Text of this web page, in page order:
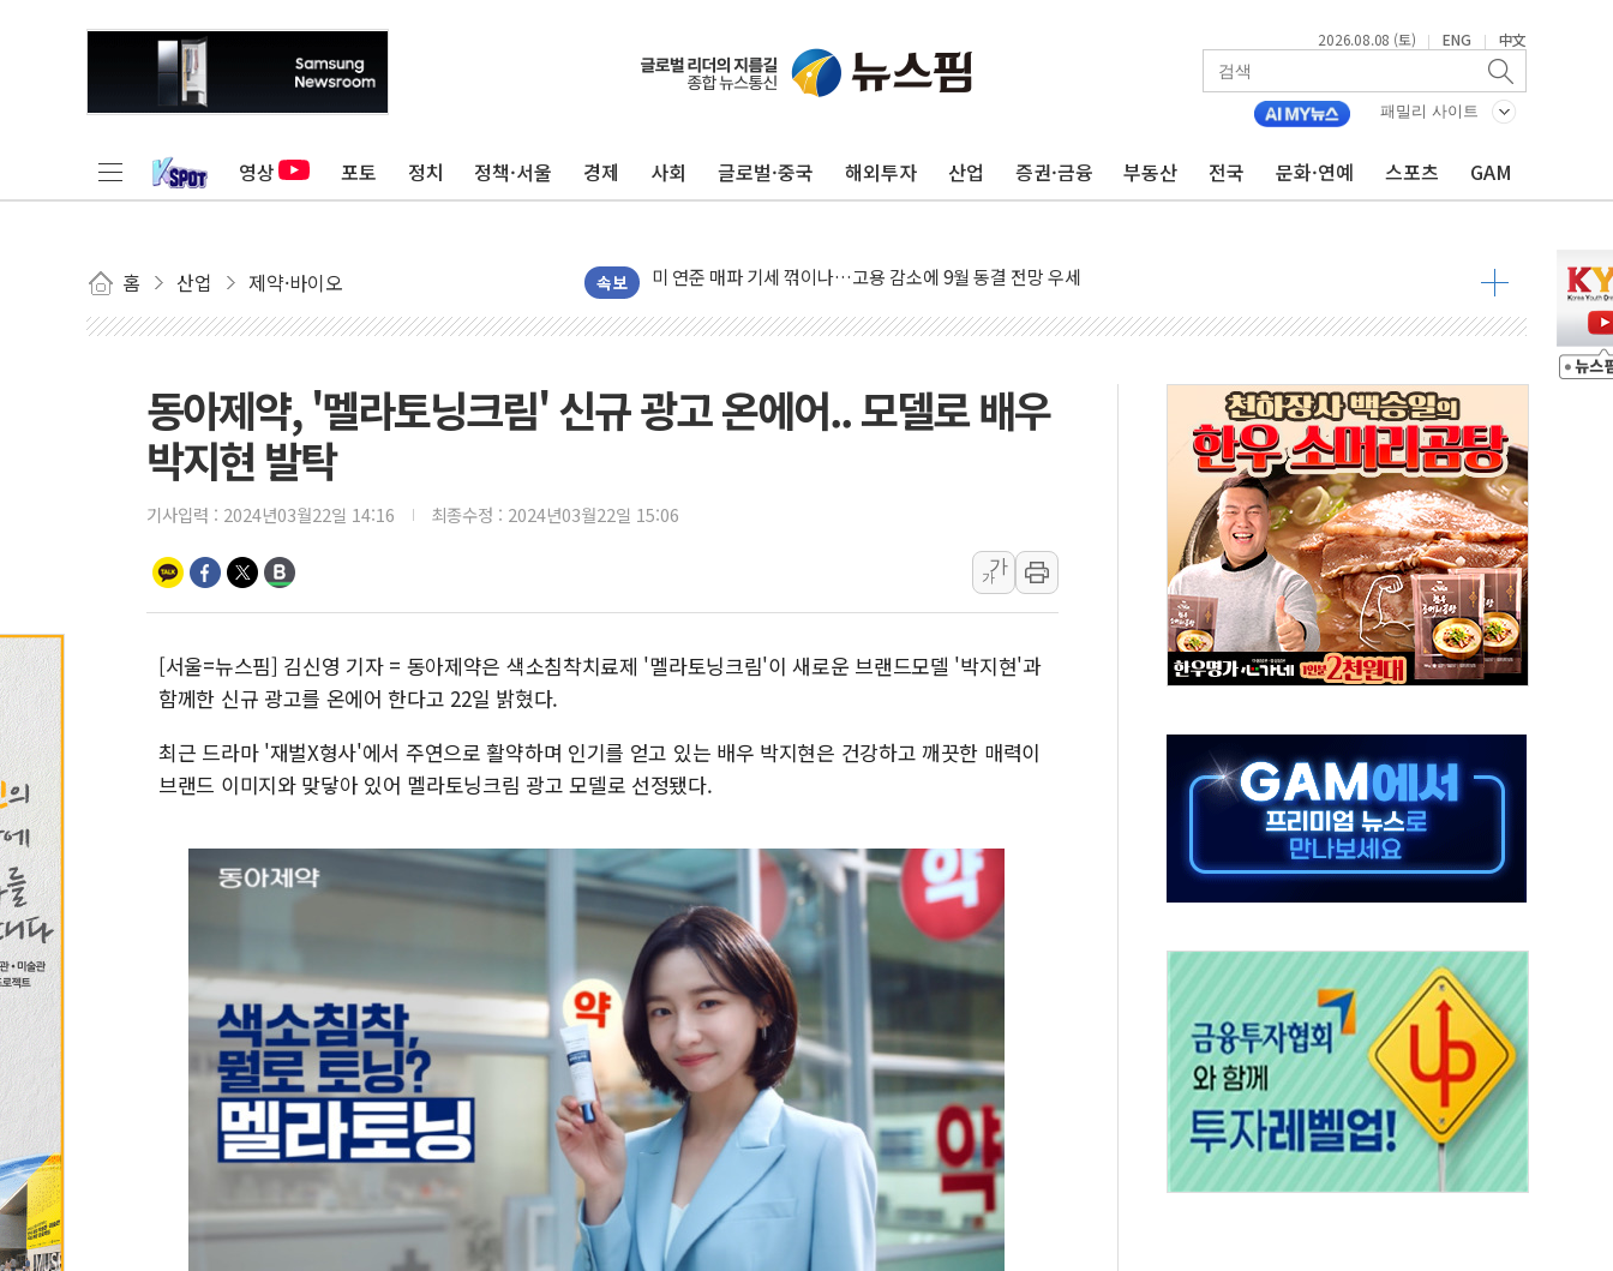
2026.08.08 (토) | ENG | 中文
패밀리 사이트
영상 포토 정치 정책·서울 경제 사회 글로벌·중국 해외투자 산업 증권·금융 부동산 전국 문화·연예 스포츠 GAM
홈 산업 제약·바이오 속보
민주, 오늘 제주·인천 경선 결과 발표...'김민석 재역전 vs 정청래 격차 확대'
한상협, 업계 개인정보 보안 새판 짠다…'자율규제단체' 타진
트럼프, 쿡 연준 이사 해임 재추진…"26일까지 의혹 소명" 요구
유럽증시, 美 고용 예상 밖 부진에 연준 금리 인상 가능성 낮아지며 상승… STOXX 600 지수는 나흘 연속 최고치
[종합] 이슬람 수니파 3국, '공동방위협정' 체결… 이스라엘·이란 위협에 맞설 자체 억지력 강화
트럼프, 백신·자폐증 행정명령 검토…"이르면 다음 주"
이란 핵심 원유 수출항 '하르그섬', 최근 1주일 이상 '올스톱'… 美 해상봉쇄 영향
美 고용 쇼크에 엔화 장중 급등…시장은 "또 개입했나" 촉각
뉴욕증시 프리뷰, 美 고용 쇼크에 금리 인상 우려 후퇴…나스닥 선물 1%대 상승
[사진] 이슬람 수니파 3개국, 공동방위협정 체결
뉴욕증시 개장 전 특징주...아틀라시안·클라우드플레어·태양광주↑ VS 트레이드데스크·웬디스↓
보훈부, 미 DPAA와 MOU… "6·25 미군 실종자 7359명 끝까지 찾겠다"
트럼프 "금리 내려야"…파월 때와 달리 워시엔 톤 낮춰
李 "해남 태양광, 대한민국 다음 100년 밑거름…수도권 집중 완화 전환점"
동아제약, '멜라토닝크림' 신규 광고 온에어.. 모델로 배우
박지현 발탁
기사입력 : 2024년03월22일 14:16 최종수정 : 2024년03월22일 15:06
가
가
[서울=뉴스핌] 김신영 기자 = 동아제약은 색소침착치료제 '멜라토닝크림'이 새로운 브랜드모델 '박지현'과
함께한 신규 광고를 온에어 한다고 22일 밝혔다.
최근 드라마 '재벌X형사'에서 주연으로 활약하며 인기를 얻고 있는 배우 박지현은 건강하고 깨끗한 매력이
브랜드 이미지와 맞닿아 있어 멜라토닝크림 광고 모델로 선정됐다.